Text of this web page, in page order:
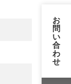
お
問
い
合
わ
せ